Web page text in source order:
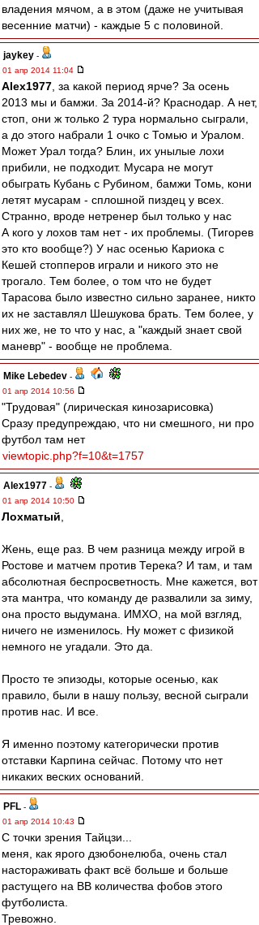
владения мячом, а в этом (даже не учитывая
весенние матчи) - каждые 5 с половиной.
jaykey -
01 апр 2014 11:04
Alex1977 , за какой период ярче? За осень
2013 мы и бамжи. За 2014-й? Краснодар. А нет,
стоп, они ж только 2 тура нормально сыграли,
а до этого набрали 1 очко с Томью и Уралом.
Может Урал тогда? Блин, их унылые лохи
прибили, не подходит. Мусара не могут
обыграть Кубань с Рубином, бамжи Томь, кони
летят мусарам - сплошной пиздец у всех.
Странно, вроде нетренер был только у нас
А кого у лохов там нет - их проблемы. (Тигорев
это кто вообще?) У нас осенью Кариока с
Кешей стопперов играли и никого это не
трогало. Тем более, о том что не будет
Тарасова было известно сильно заранее, никто
их не заставлял Шешукова брать. Тем более, у
них же, не то что у нас, а "каждый знает свой
маневр" - вообще не проблема.
Mike Lebedev -
01 апр 2014 10:56
"Трудовая" (лирическая кинозарисовка)
Сразу предупреждаю, что ни смешного, ни про
футбол там нет
viewtopic.php?f=10&t=1757
Alex1977 -
01 апр 2014 10:50
Лохматый
Жень, еще раз. В чем разница между игрой в
Ростове и матчем против Терека? И там, и там
абсолютная беспросветность. Мне кажется, вот
эта мантра, что команду де развалили за зиму,
она просто выдумана. ИМХО, на мой взгляд,
ничего не изменилось. Ну может с физикой
немного не угадали. Это да.
Просто те эпизоды, которые осенью, как
правило, были в нашу пользу, весной сыграли
против нас. И все.
Я именно поэтому категорически против
отставки Карпина сейчас. Потому что нет
никаких веских оснований.
PFL -
01 апр 2014 10:43
С точки зрения Тайцзи...
меня, как ярого дзюбонелюба, очень стал
настораживать факт всё больше и больше
растущего на ВВ количества фобов этого
футболиста.
Тревожно.